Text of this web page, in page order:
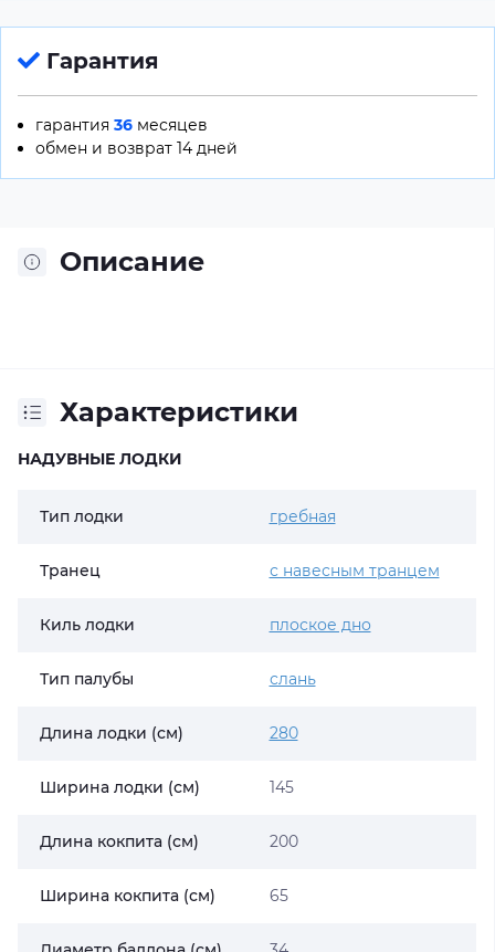
Гарантия
гарантия 36 месяцев
обмен и возврат 14 дней
Описание
Характеристики
НАДУВНЫЕ ЛОДКИ
Тип лодки гребная
Транец с навесным транцем
Киль лодки плоское дно
Тип палубы слань
Длина лодки (см) 280
Ширина лодки (см) 145
Длина кокпита (см) 200
Ширина кокпита (см) 65